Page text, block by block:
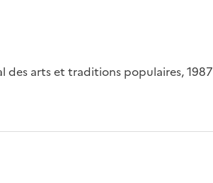
des arts et traditions populaires, 1987